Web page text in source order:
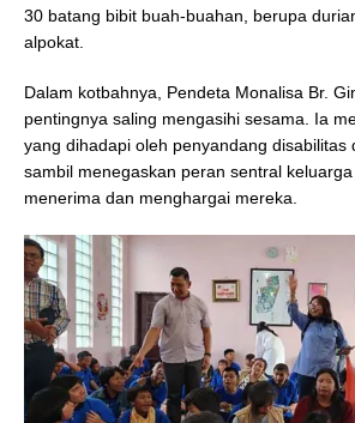
30 batang bibit buah-buahan, berupa
alpokat.
Dalam kotbahnya, Pendeta Monalisa Br.
pentingnya saling mengasihi sesama. Ia
yang dihadapi oleh penyandang disabilitas
sambil menegaskan peran sentral
menerima dan menghargai mereka.